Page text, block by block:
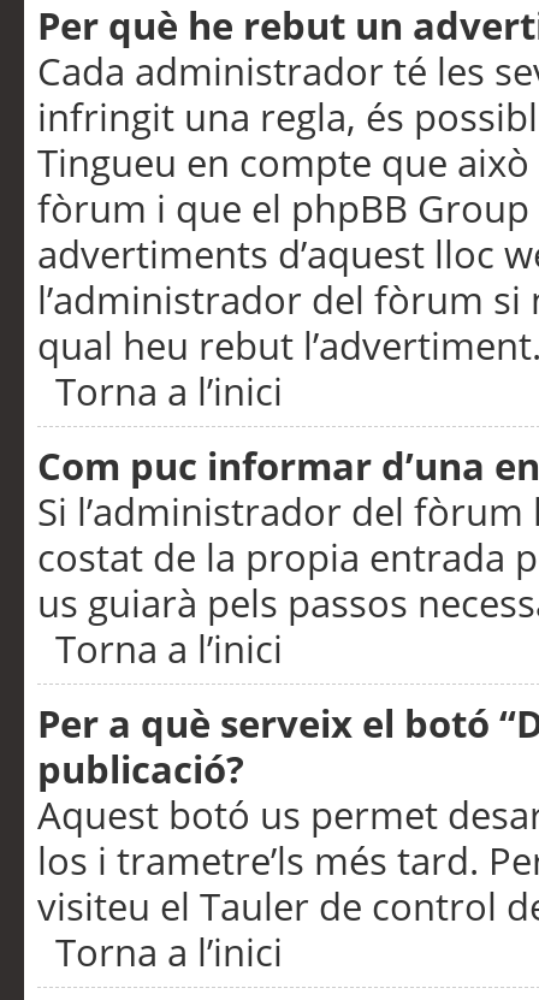
Per què he rebut un
Cada administrador té les
infringit una regla, és
Tingueu en compte que
fòrum i que el phpBB
advertiments d’aquest lloc
l’administrador del fòrum
qual heu rebut
Torna a l’inici
Com puc informar d’una
Si l’administrador del
costat de la propia entrada
us guiarà pels passos
Torna a l’inici
Per a què serveix el botó
publicació?
Aquest botó us permet
los i trametre’ls més tard.
visiteu el Tauler de control
Torna a l’inici